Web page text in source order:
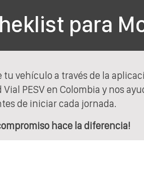
para
vehículo a través de la
PESV en Colombia y nos
de iniciar cada jornada.
hace la diferencia!